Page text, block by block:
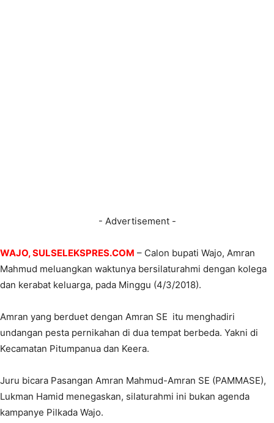
- Advertisement -
WAJO, SULSELEKSPRES.COM – Calon bupati Wajo, Amran
Mahmud meluangkan waktunya bersilaturahmi dengan kolega
dan kerabat keluarga, pada Minggu (4/3/2018).
Amran yang berduet dengan Amran SE itu menghadiri
undangan pesta pernikahan di dua tempat berbeda. Yakni di
Kecamatan Pitumpanua dan Keera.
Juru bicara Pasangan Amran Mahmud-Amran SE (PAMMASE),
Lukman Hamid menegaskan, silaturahmi ini bukan agenda
kampanye Pilkada Wajo.